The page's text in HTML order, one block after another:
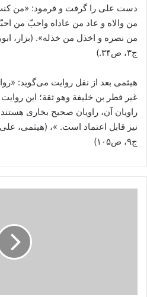
دست علی را گرفت و فرمود: «من کنت
من والاه و عاد من عاداه واحبّ من
من نصره و اخذل من خذله». (بزار،
ج۳، ص۳۴.)
هیثمی بعد از نقل روایت می‌گوید:
غیر فطر بن خلیفة وهو ثقة؛ این روایت
راویان آن، راویان صحیح بخاری
نیز قابل اعتماد است. »، (هیثمی، علی
ج۹، ص۱۰۵)